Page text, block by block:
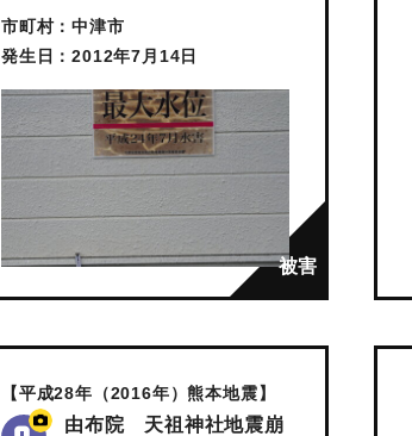
市町村：中津市
発生日：2012年7月14日
【平成28年（2016年）熊本地震】
由布院 天祖神社地震崩